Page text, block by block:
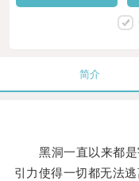
简介
黑洞一直以来都是
引力使得一切都无法逃